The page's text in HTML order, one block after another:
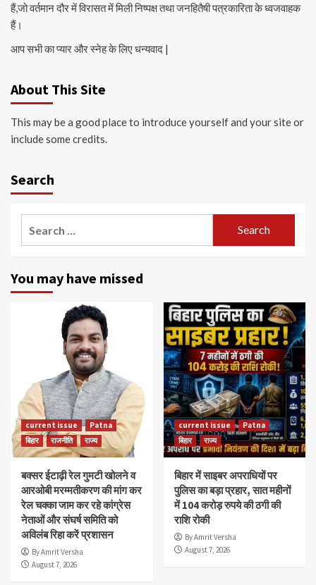
हैं,जो वर्तमान दौर में विरासत में मिली निष्पक्ष तथा जनहितैषी पत्रकारिता के ध्वजवाहक
हैं।
आप सभी का प्यार और स्नेह के लिए धन्यवाद |
About This Site
This may be a good place to introduce yourself and your site or
include some credits.
Search
You may have missed
current issue
Patna
बिहार
राजनीति राज्य
बक्सर ईटाढ़ी रेल गुमटी खोलने व
आरओबी मरम्मतीकरण की मांग कर
रेल चक्का जाम कर रहे कांग्रेस
नेताओं और संघर्ष समिति को
अविलंब रिहा करें प्रशासन
By Amrit Versha
August 7, 2026
current issue
Patna
बिहार
राज्य
बिहार में साइबर अपराधियों पर
पुलिस का बड़ा प्रहार, सात महीनों
में 104 करोड़ रुपये की ठगी की
राशि रोकी
By Amrit Versha
August 7, 2026